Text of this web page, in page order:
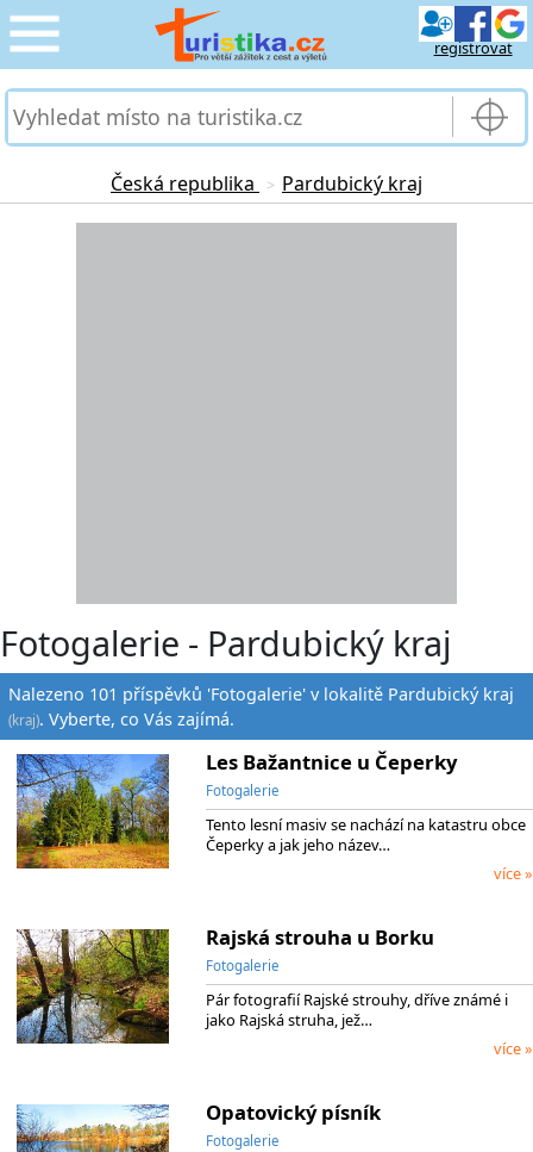
registrovat
CESTOVÁNÍ
SLUŽBY & DOPRAVA
PRO TURISTY
Česká republika > Pardubický kraj
Fotogalerie - Pardubický kraj
Nalezeno 101 příspěvků 'Fotogalerie' v lokalitě Pardubický kraj
(kraj). Vyberte, co Vás zajímá.
Les Bažantnice u Čeperky
Fotogalerie
Tento lesní masiv se nachází na katastru obce
Čeperky a jak jeho název…
více »
Rajská strouha u Borku
Fotogalerie
Pár fotografií Rajské strouhy, dříve známé i
jako Rajská struha, jež…
více »
Opatovický písník
Fotogalerie